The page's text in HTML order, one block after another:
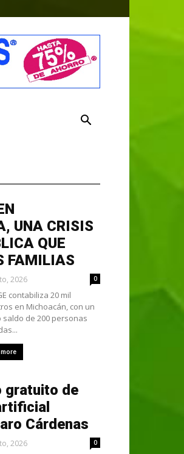
UNA CRISIS
QUE
FAMILIAS
2026 0
contabiliza 20 mil
en Michoacán, con un
saldo de 200 personas
gratuito de
Cárdenas
2026 0